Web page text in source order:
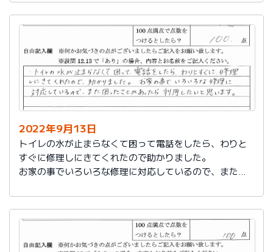
2022年9月13日
トイレの水が止まらなくて困って電話をしたら、わりと
すぐに修理しにきてくれたので助かりました。
お家の事でいろいろな修理に対応しているので、また困